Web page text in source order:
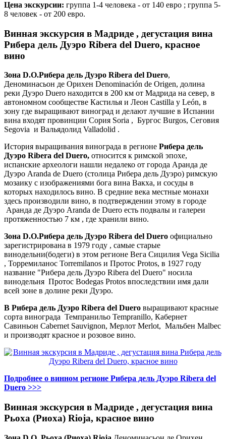
Цена экскурсии: группа 1-4 человека - от 140 евро ; группа 5-
8 человек - от 200 евро.
Винная экскурсия в Мадриде , дегустация вина
Рибера дель Дуэро Ribera del Duero, красное
вино
Зона D.O.Рибера дель Дуэро Ribera del Duero,
Деноминасьон де Орихен Denominación de Origen, долина
реки Дуэро Duero находится в 200 км от Мадрида на север, в
автономном сообществе Кастилья и Леон Castilla y León, в
зону где выращивают виноград и делают лучшие в Испании
вина входят провинции Сория Soria , Бургос Burgos, Сеговия
Segovia и Вальядолид Valladolid .
История выращивания винограда в регионе Рибера дель
Дуэро Ribera del Duero, относится к римской эпохе,
испанские археологи нашли недалеко от города Аранда де
Дуэро Aranda de Duero (столица Рибера дель Дуэро) римскую
мозаику с изображениями бога вина Вакха, и сосуды в
которых находилось вино. В средние века местные монахи
здесь производили вино, в подтверждении этому в городе
Аранда де Дуэро Aranda de Duero есть подвалы и галереи
протяженностью 7 км , где хранили вино.
Зона D.O.Рибера дель Дуэро Ribera del Duero официально
зарегистрирована в 1979 году , самые старые
винодельни(бодеги) в этом регионе Вега Сицилия Vega Sicilia
, Торремиланос Torremilanos и Протос Protos, в 1927 году
название "Рибера дель Дуэро Ribera del Duero" носила
винодельня Протос Bodegas Protos впоследствии имя дали
всей зоне в долине реки Дуэро.
В Рибера дель Дуэро Ribera del Duero выращивают красные
сорта винограда Темпранильо Tempranillo, Кабернет
Савиньон Cabernet Sauvignon, Мерлот Merlot, Мальбен Malbec
и производят красное и розовое вино.
Подробнее о винном регионе Рибера дель Дуэро Ribera del
Duero >>>
Винная экскурсия в Мадриде , дегустация вина
Рьоха (Риоха) Rioja, красное вино